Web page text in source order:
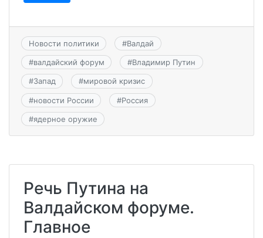
Новости политики #Валдай
#валдайский форум #Владимир Путин
#Запад #мировой кризис
#новости России #Россия
#ядерное оружие
Речь Путина на
Валдайском форуме.
Главное